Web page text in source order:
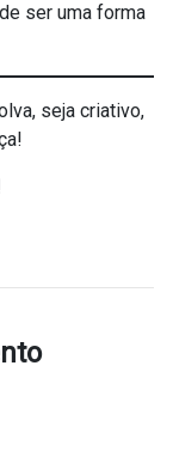
ser uma forma
seja criativo,